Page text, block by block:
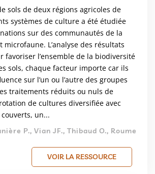
sols de deux régions agricoles de
systèmes de culture a été étudiée
sur des communautés de la
microfaune. L’analyse des résultats
favoriser l’ensemble de la biodiversité
sols, chaque facteur importe car ils
sur l’un ou l’autre des groupes
traitements réduits ou nuls de
de cultures diversifiée avec
un...
P., Vian JF., Thibaud O., Roume
VOIR LA RESSOURCE